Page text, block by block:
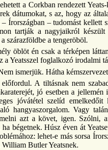
a Corkban rendezett
dátumokat, s az, hogy az
Írországban – tudomást kellett
tartják a nagyjaikról
szárazföldbe a tengeröböl.
öblöt én csak a térképen
Yeatsszel foglalkozó irodalmi
ismerjük. Hátha
A tiltásnak nem
jó esetben a
jóvátétel szelíd
hangyaszorgalom. Vagy
azt a követ, igen. Szólni,
bégetnek. Húsz éven át
lehet-e más sorsa
Butler Yeatsnek.